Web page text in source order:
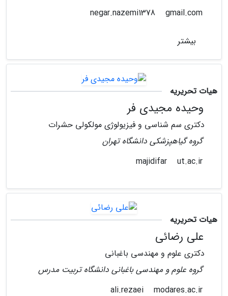
gmail.com
بیشتر
هیات تحریریه
وحیده مجیدی فر
دکتری سم شناسی و فیزیولوژی مولکولی حشرات
گروه گیاهپزشکی دانشگاه تهران
ut.ac.ir
هیات تحریریه
علی رضائی
دکتری علوم و مهندسی باغبانی
گروه علوم و مهندسی باغبانی دانشگاه تربیت مدرس
modares.ac.ir